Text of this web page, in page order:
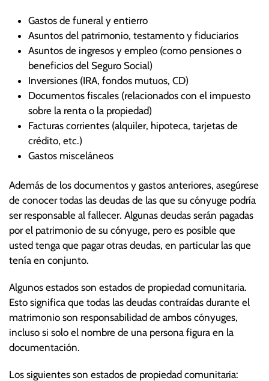
Gastos de funeral y entierro
Asuntos del patrimonio, testamento y fiduciarios
Asuntos de ingresos y empleo (como pensiones o
beneficios del Seguro Social)
Inversiones (IRA, fondos mutuos, CD)
Documentos fiscales (relacionados con el impuesto
sobre la renta o la propiedad)
Facturas corrientes (alquiler, hipoteca, tarjetas de
crédito, etc.)
Gastos misceláneos
Además de los documentos y gastos anteriores, asegúrese
de conocer todas las deudas de las que su cónyuge podría
ser responsable al fallecer. Algunas deudas serán pagadas
por el patrimonio de su cónyuge, pero es posible que
usted tenga que pagar otras deudas, en particular las que
tenía en conjunto.
Algunos estados son estados de propiedad comunitaria.
Esto significa que todas las deudas contraídas durante el
matrimonio son responsabilidad de ambos cónyuges,
incluso si solo el nombre de una persona figura en la
documentación.
Los siguientes son estados de propiedad comunitaria: